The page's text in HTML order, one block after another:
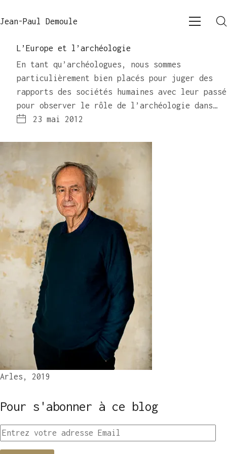
Jean-Paul Demoule
L’Europe et l’archéologie
En tant qu’archéologues, nous sommes
particulièrement bien placés pour juger des
rapports des sociétés humaines avec leur
pour observer le rôle de l’archéologie dans…
23 mai 2012
Arles, 2019
Pour s'abonner à ce blog
Entrez
votre